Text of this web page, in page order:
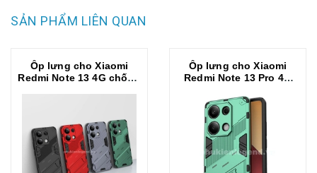
SẢN PHẨM LIÊN QUAN
Ốp lưng cho Xiaomi
Redmi Note 13 4G chống
Ốp lưng cho Xiaomi
Redmi Note 13 Pro 4G
sốc bảo vệ camera sau
hiệu BIBERCAS